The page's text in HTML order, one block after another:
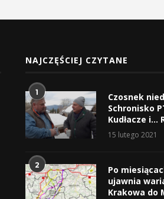
NAJCZĘŚCIEJ CZYTANE
1
Czosnek
Schronisko
Kudłacze i…
15 lutego 2021
2
Po
ujawnia
Krakowa do